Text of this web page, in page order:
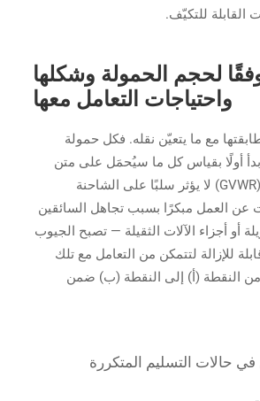
لحجم الحمولة وشكلها
واحتياجات التعامل معها
مع ما يتعيّن نقله. فكل حمولة
أولًا بقياس كل ما سيُحمَل على متن
الشاحنة فعليًّا، واعرف وزن الحمولة أيضًا، لأن تجاوز الوزن الإجمالي المسموح به (GVWR) لا يؤثر سلبًا على الشاحنة
عن العمل مبكرًا بسبب تجاهل السائقين
أو أجزاء الآلات الثقيلة — تصبح الجيوب
للإزالة لتتمكن من التعامل مع تلك
من النقطة (أ) إلى النقطة (ب) ضمن
في حالات التسليم المتكررة